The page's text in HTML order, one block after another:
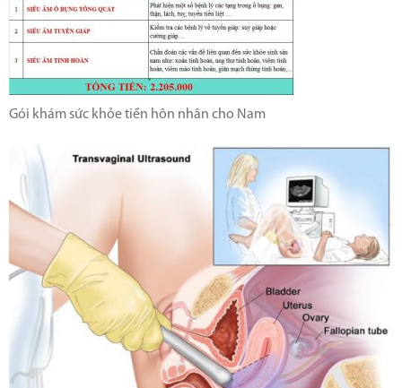
Gói khám sức khỏe tiền hôn nhân cho Nam